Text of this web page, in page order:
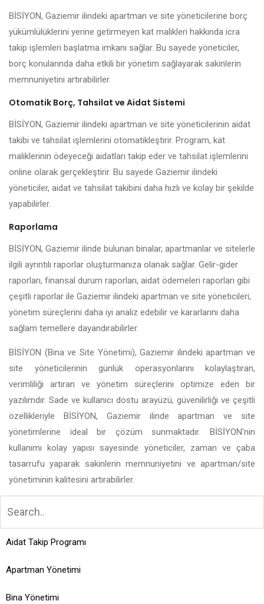
BİSİYON, Gaziemir ilindeki apartman ve site yöneticilerine borç
yükümlülüklerini yerine getirmeyen kat malikleri hakkında icra
takip işlemleri başlatma imkanı sağlar. Bu sayede yöneticiler,
borç konularında daha etkili bir yönetim sağlayarak sakinlerin
memnuniyetini artırabilirler.
Otomatik Borç, Tahsilat ve Aidat Sistemi
BİSİYON, Gaziemir ilindeki apartman ve site yöneticilerinin aidat
takibi ve tahsilat işlemlerini otomatikleştirir. Program, kat
maliklerinin ödeyeceği aidatları takip eder ve tahsilat işlemlerini
online olarak gerçekleştirir. Bu sayede Gaziemir ilindeki
yöneticiler, aidat ve tahsilat takibini daha hızlı ve kolay bir şekilde
yapabilirler.
Raporlama
BİSİYON, Gaziemir ilinde bulunan binalar, apartmanlar ve sitelerle
ilgili ayrıntılı raporlar oluşturmanıza olanak sağlar. Gelir-gider
raporları, finansal durum raporları, aidat ödemeleri raporları gibi
çeşitli raporlar ile Gaziemir ilindeki apartman ve site yöneticileri,
yönetim süreçlerini daha iyi analiz edebilir ve kararlarını daha
sağlam temellere dayandırabilirler.
BİSİYON (Bina ve Site Yönetimi), Gaziemir ilindeki apartman ve
site yöneticilerinin günlük operasyonlarını kolaylaştıran,
verimliliği artıran ve yönetim süreçlerini optimize eden bir
yazılımdır. Sade ve kullanıcı dostu arayüzü, güvenilirliği ve çeşitli
özellikleriyle BİSİYON, Gaziemir ilinde apartman ve site
yönetimlerine ideal bir çözüm sunmaktadır. BİSİYON'nin
kullanımı kolay yapısı sayesinde yöneticiler, zaman ve çaba
tasarrufu yaparak sakinlerin memnuniyetini ve apartman/site
yönetiminin kalitesini artırabilirler.
Aidat Takip Programı
Apartman Yönetimi
Bina Yönetimi